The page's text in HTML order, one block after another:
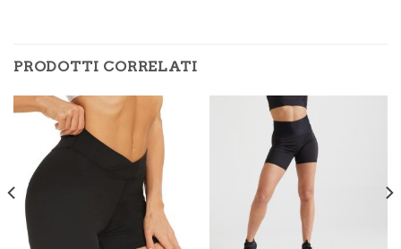
PRODOTTI CORRELATI